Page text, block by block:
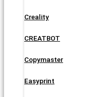
Creality
CREATBOT
Copymaster
Easyprint